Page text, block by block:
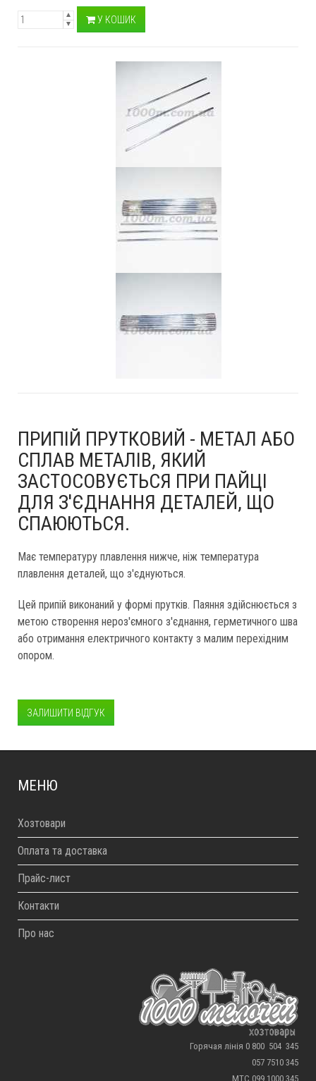
У КОШИК
ПРИПІЙ ПРУТКОВИЙ - МЕТАЛ АБО
СПЛАВ МЕТАЛІВ, ЯКИЙ
ЗАСТОСОВУЄТЬСЯ ПРИ ПАЙЦІ
ДЛЯ З'ЄДНАННЯ ДЕТАЛЕЙ, ЩО
СПАЮЮТЬСЯ.
Має температуру плавлення нижче, ніж температура
плавлення деталей, що з'єднуються.
Цей припій виконаний у формі прутків. Паяння здійснюється з
метою створення нероз'ємного з'єднання, герметичного шва
або отримання електричного контакту з малим перехідним
опором.
ЗАЛИШИТИ ВІДГУК
МЕНЮ
Хозтовари
Оплата та доставка
Прайс-лист
Контакти
Про нас
Горячая лінія 0 800 504 345
057 7510 345
МТС 099 1000 345